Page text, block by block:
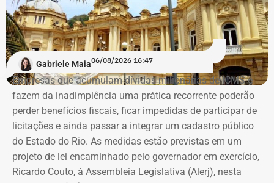
turmas exclusivamente femininas como forma de
encorajá-las.
“A ideia de dar aulas especificas para mulheres se
defenderem de casos de violência surgiu do encontro
entre a prática do esporte e a observação de uma
demanda real do cotidiano feminino. O principal gatilho
que muitas sentem é a constatação do medo. Por isso, os
treinamentos vão além dos socos. O foco principal é a
consciência situacional e a capacidade de reação rápida
antes mesmo que o contato físico aconteça”, comenta.
Evolução do patrimônio declarado por Fred Pacheco à Justiça Eleitoral
entre 2012 e 2026, em valores nominais e corrigidos pela inflação (IPCA) –
Tabela: Imagem gerada por IA
Gabriele Maia06/08/2026 16:47
Empresas que acumulam dívidas milionárias de ICMS e
fazem da inadimplência uma prática recorrente poderão
perder benefícios fiscais, ficar impedidas de participar de
licitações e ainda passar a integrar um cadastro público
do Estado do Rio. As medidas estão previstas em um
projeto de lei encaminhado pelo governador em exercício,
Ricardo Couto, à Assembleia Legislativa (Alerj), nesta